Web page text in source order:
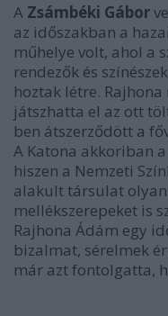
A Zsámbéki Gábor
az időszakban a hazai
műhelye volt, ahol a
rendezők és
hoztak létre.
játszhatta el az ott
ben átszerződött a
A Katona akkoriban
hiszen a Nemzeti
alakult társulat olyan
mellékszerepeket is
Rajhona Ádám egy
bizalmat, sérelmek
már azt fontolgatta,